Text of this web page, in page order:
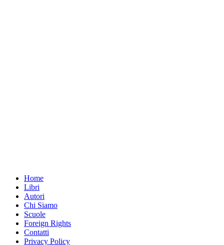
Home
Libri
Autori
Chi Siamo
Scuole
Foreign Rights
Contatti
Privacy Policy